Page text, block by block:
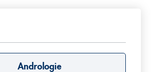
Andrologie